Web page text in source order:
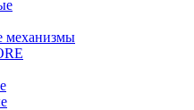
механизмы